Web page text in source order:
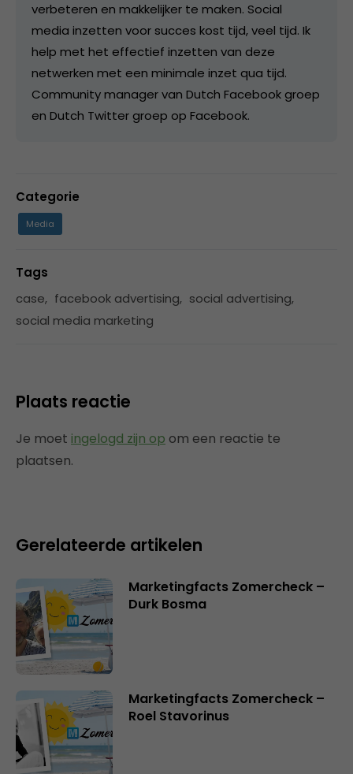
verbeteren en makkelijker te maken. Social
media inzetten voor succes kost tijd, veel tijd. Ik
help met het effectief inzetten van deze
netwerken met een minimale inzet qua tijd.
Community manager van Dutch Facebook groep
en Dutch Twitter groep op Facebook.
Categorie
Media
Tags
case, facebook advertising, social advertising,
social media marketing
Plaats reactie
Je moet ingelogd zijn op om een reactie te
plaatsen.
Gerelateerde artikelen
Marketingfacts Zomercheck –
Durk Bosma
Marketingfacts Zomercheck –
Roel Stavorinus